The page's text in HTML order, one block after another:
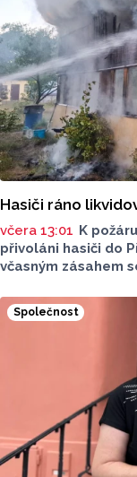
Hasiči ráno
včera 13:01 K
přivoláni hasiči do
včasným zásahem
Společnost